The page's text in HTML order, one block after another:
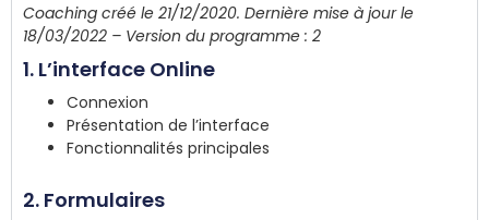
Coaching créé le 21/12/2020. Dernière mise à jour le
18/03/2022 – Version du programme : 2
1. L’interface Online
Connexion
Présentation de l’interface
Fonctionnalités principales
2. Formulaires